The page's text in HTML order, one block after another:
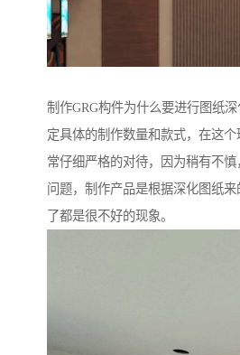
制作GRG构件为什么要进行图纸
定具体的制作数量和款式，在这
常仔细严格的对待，因为稍有不
问题，制作产品是根据深化图纸
了都是很不好的现象。